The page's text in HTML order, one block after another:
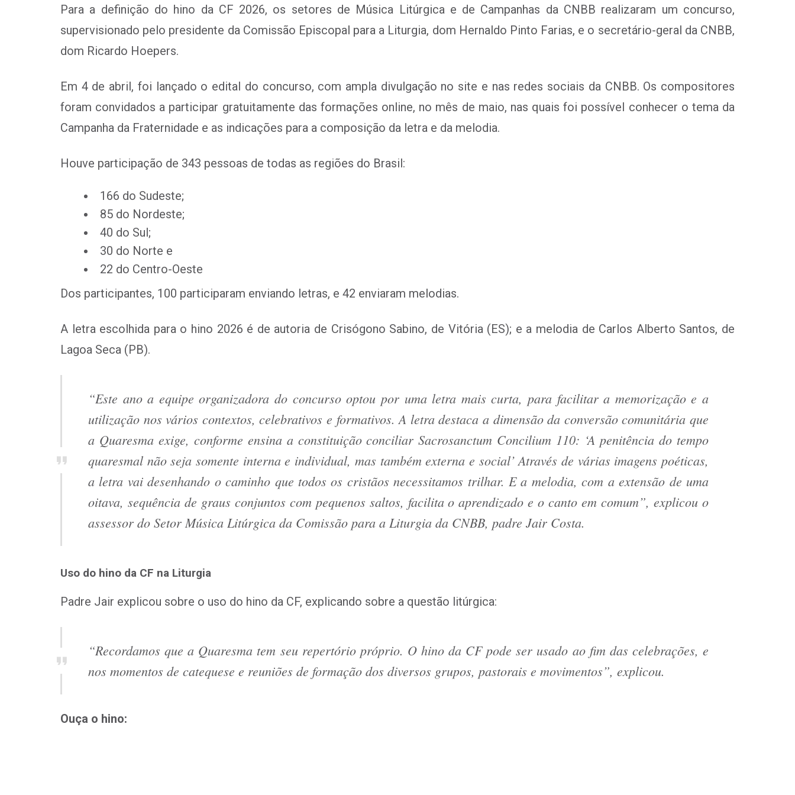
Para a definição do hino da CF 2026, os setores de Música Litúrgica e de Campanhas da CNBB realizaram um concurso,
supervisionado pelo presidente da Comissão Episcopal para a Liturgia, dom Hernaldo Pinto Farias, e o secretário-geral da CNBB,
dom Ricardo Hoepers.
Em 4 de abril, foi lançado o edital do concurso, com ampla divulgação no site e nas redes sociais da CNBB. Os compositores
foram convidados a participar gratuitamente das formações online, no mês de maio, nas quais foi possível conhecer o tema da
Campanha da Fraternidade e as indicações para a composição da letra e da melodia.
Houve participação de 343 pessoas de todas as regiões do Brasil:
166 do Sudeste;
85 do Nordeste;
40 do Sul;
30 do Norte e
22 do Centro-Oeste
Dos participantes, 100 participaram enviando letras, e 42 enviaram melodias.
A letra escolhida para o hino 2026 é de autoria de Crisógono Sabino, de Vitória (ES); e a melodia de Carlos Alberto Santos, de
Lagoa Seca (PB).
“Este ano a equipe organizadora do concurso optou por uma letra mais curta, para facilitar a memorização e a
utilização nos vários contextos, celebrativos e formativos. A letra destaca a dimensão da conversão comunitária que
a Quaresma exige, conforme ensina a constituição conciliar Sacrosanctum Concilium 110: ‘A penitência do tempo
quaresmal não seja somente interna e individual, mas também externa e social’ Através de várias imagens poéticas,
a letra vai desenhando o caminho que todos os cristãos necessitamos trilhar. E a melodia, com a extensão de uma
oitava, sequência de graus conjuntos com pequenos saltos, facilita o aprendizado e o canto em comum”, explicou o
assessor do Setor Música Litúrgica da Comissão para a Liturgia da CNBB, padre Jair Costa.
Uso do hino da CF na Liturgia
Padre Jair explicou sobre o uso do hino da CF, explicando sobre a questão litúrgica:
“Recordamos que a Quaresma tem seu repertório próprio. O hino da CF pode ser usado ao fim das celebrações, e
nos momentos de catequese e reuniões de formação dos diversos grupos, pastorais e movimentos”, explicou.
Ouça o hino: